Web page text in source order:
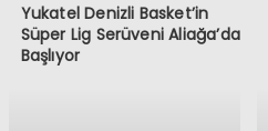
Yukatel Denizli Basket’in
Süper Lig Serüveni Aliağa’da
Başlıyor